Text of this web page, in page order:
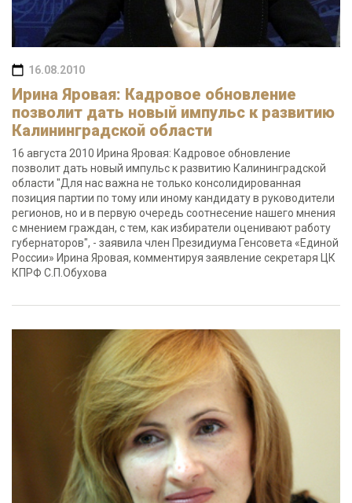
16.08.2010
Ирина Яровая: Кадровое обновление
позволит дать новый импульс к развитию
Калининградской области
16 августа 2010 Ирина Яровая: Кадровое обновление
позволит дать новый импульс к развитию Калининградской
области "Для нас важна не только консолидированная
позиция партии по тому или иному кандидату в руководители
регионов, но и в первую очередь соотнесение нашего мнения
с мнением граждан, с тем, как избиратели оценивают работу
губернаторов", - заявила член Президиума Генсовета «Единой
России» Ирина Яровая, комментируя заявление секретаря ЦК
КПРФ С.П.Обухова